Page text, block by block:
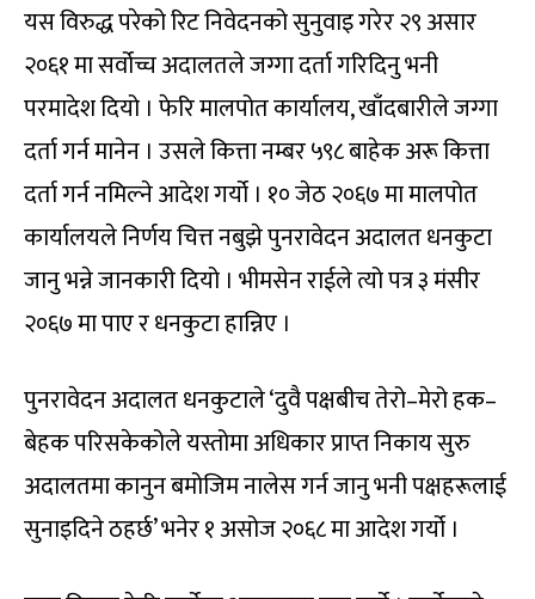
यस विरुद्ध परेको रिट निवेदनको सुनुवाइ गरेर २९ असार
२०६१ मा सर्वोच्च अदालतले जग्गा दर्ता गरिदिनु भनी
परमादेश दियो । फेरि मालपोत कार्यालय, खाँदबारीले जग्गा
दर्ता गर्न मानेन । उसले कित्ता नम्बर ५९८ बाहेक अरू कित्ता
दर्ता गर्न नमिल्ने आदेश गर्यो । १० जेठ २०६७ मा मालपोत
कार्यालयले निर्णय चित्त नबुझे पुनरावेदन अदालत धनकुटा
जानु भन्ने जानकारी दियो । भीमसेन राईले त्यो पत्र ३ मंसीर
२०६७ मा पाए र धनकुटा हान्निए ।
पुनरावेदन अदालत धनकुटाले ‘दुवै पक्षबीच तेरो–मेरो हक–
बेहक परिसकेकोले यस्तोमा अधिकार प्राप्त निकाय सुरु
अदालतमा कानुन बमोजिम नालेस गर्न जानु भनी पक्षहरूलाई
सुनाइदिने ठहर्छ’ भनेर १ असोज २०६८ मा आदेश गर्यो ।